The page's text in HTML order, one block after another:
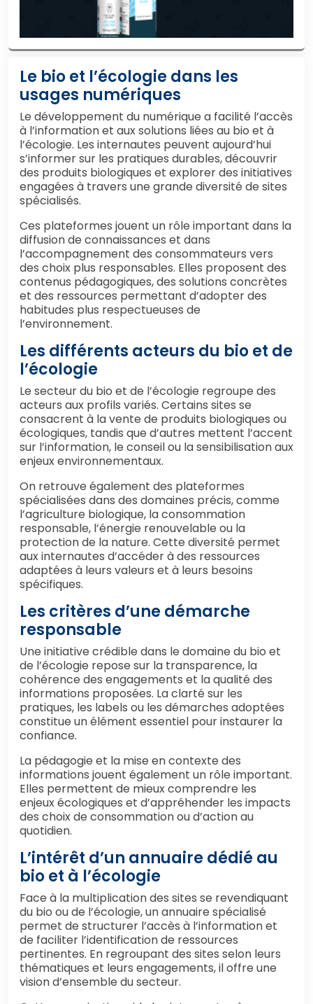
Le bio et l’écologie dans les
usages numériques
Le développement du numérique a facilité l’accès
à l’information et aux solutions liées au bio et à
l’écologie. Les internautes peuvent aujourd’hui
s’informer sur les pratiques durables, découvrir
des produits biologiques et explorer des initiatives
engagées à travers une grande diversité de sites
spécialisés.
Ces plateformes jouent un rôle important dans la
diffusion de connaissances et dans
l’accompagnement des consommateurs vers
des choix plus responsables. Elles proposent des
contenus pédagogiques, des solutions concrètes
et des ressources permettant d’adopter des
habitudes plus respectueuses de
l’environnement.
Les différents acteurs du bio et de
l’écologie
Le secteur du bio et de l’écologie regroupe des
acteurs aux profils variés. Certains sites se
consacrent à la vente de produits biologiques ou
écologiques, tandis que d’autres mettent l’accent
sur l’information, le conseil ou la sensibilisation aux
enjeux environnementaux.
On retrouve également des plateformes
spécialisées dans des domaines précis, comme
l’agriculture biologique, la consommation
responsable, l’énergie renouvelable ou la
protection de la nature. Cette diversité permet
aux internautes d’accéder à des ressources
adaptées à leurs valeurs et à leurs besoins
spécifiques.
Les critères d’une démarche
responsable
Une initiative crédible dans le domaine du bio et
de l’écologie repose sur la transparence, la
cohérence des engagements et la qualité des
informations proposées. La clarté sur les
pratiques, les labels ou les démarches adoptées
constitue un élément essentiel pour instaurer la
confiance.
La pédagogie et la mise en contexte des
informations jouent également un rôle important.
Elles permettent de mieux comprendre les
enjeux écologiques et d’appréhender les impacts
des choix de consommation ou d’action au
quotidien.
L’intérêt d’un annuaire dédié au
bio et à l’écologie
Face à la multiplication des sites se revendiquant
du bio ou de l’écologie, un annuaire spécialisé
permet de structurer l’accès à l’information et
de faciliter l’identification de ressources
pertinentes. En regroupant des sites selon leurs
thématiques et leurs engagements, il offre une
vision d’ensemble du secteur.